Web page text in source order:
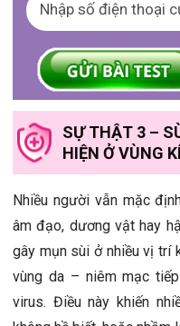
SỰ THẬT 3 –
HIỆN Ở VÙNG
Nhiều người vẫn mặc
âm đạo, dương vật hay
gây mụn sùi ở nhiều vị trí
vùng da – niêm mạc
virus. Điều này khiến